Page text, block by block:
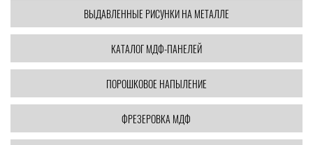
ВЫДАВЛЕННЫЕ РИСУНКИ НА МЕТАЛЛЕ
КАТАЛОГ МДФ-ПАНЕЛЕЙ
ПОРОШКОВОЕ НАПЫЛЕНИЕ
ФРЕЗЕРОВКА МДФ